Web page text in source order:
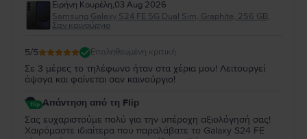
μας. Σας ευχαριστούμε που επιλέξατε τη Flip και σας
ευχόμαστε να χαρείτε τη συσκευή σας για πολύ καιρό!
Ειρήνη Κουρέλη,03 Aug 2026
Samsung Galaxy S24 FE 5G Dual Sim, Graphite, 256 GB,
Σαν καινούργιο
5/5 Επαληθευμένη κριτική
Σε 3 μέρες το τηλέφωνο ήταν στα χέρια μου! Λειτουργεί
άψογα και φαίνεται σαν καινούργιο!
Απάντηση από τη Flip
Σας ευχαριστούμε πολύ για την υπέροχη αξιολόγησή σας!
Χαιρόμαστε ιδιαίτερα που παραλάβατε το Galaxy S24 FE